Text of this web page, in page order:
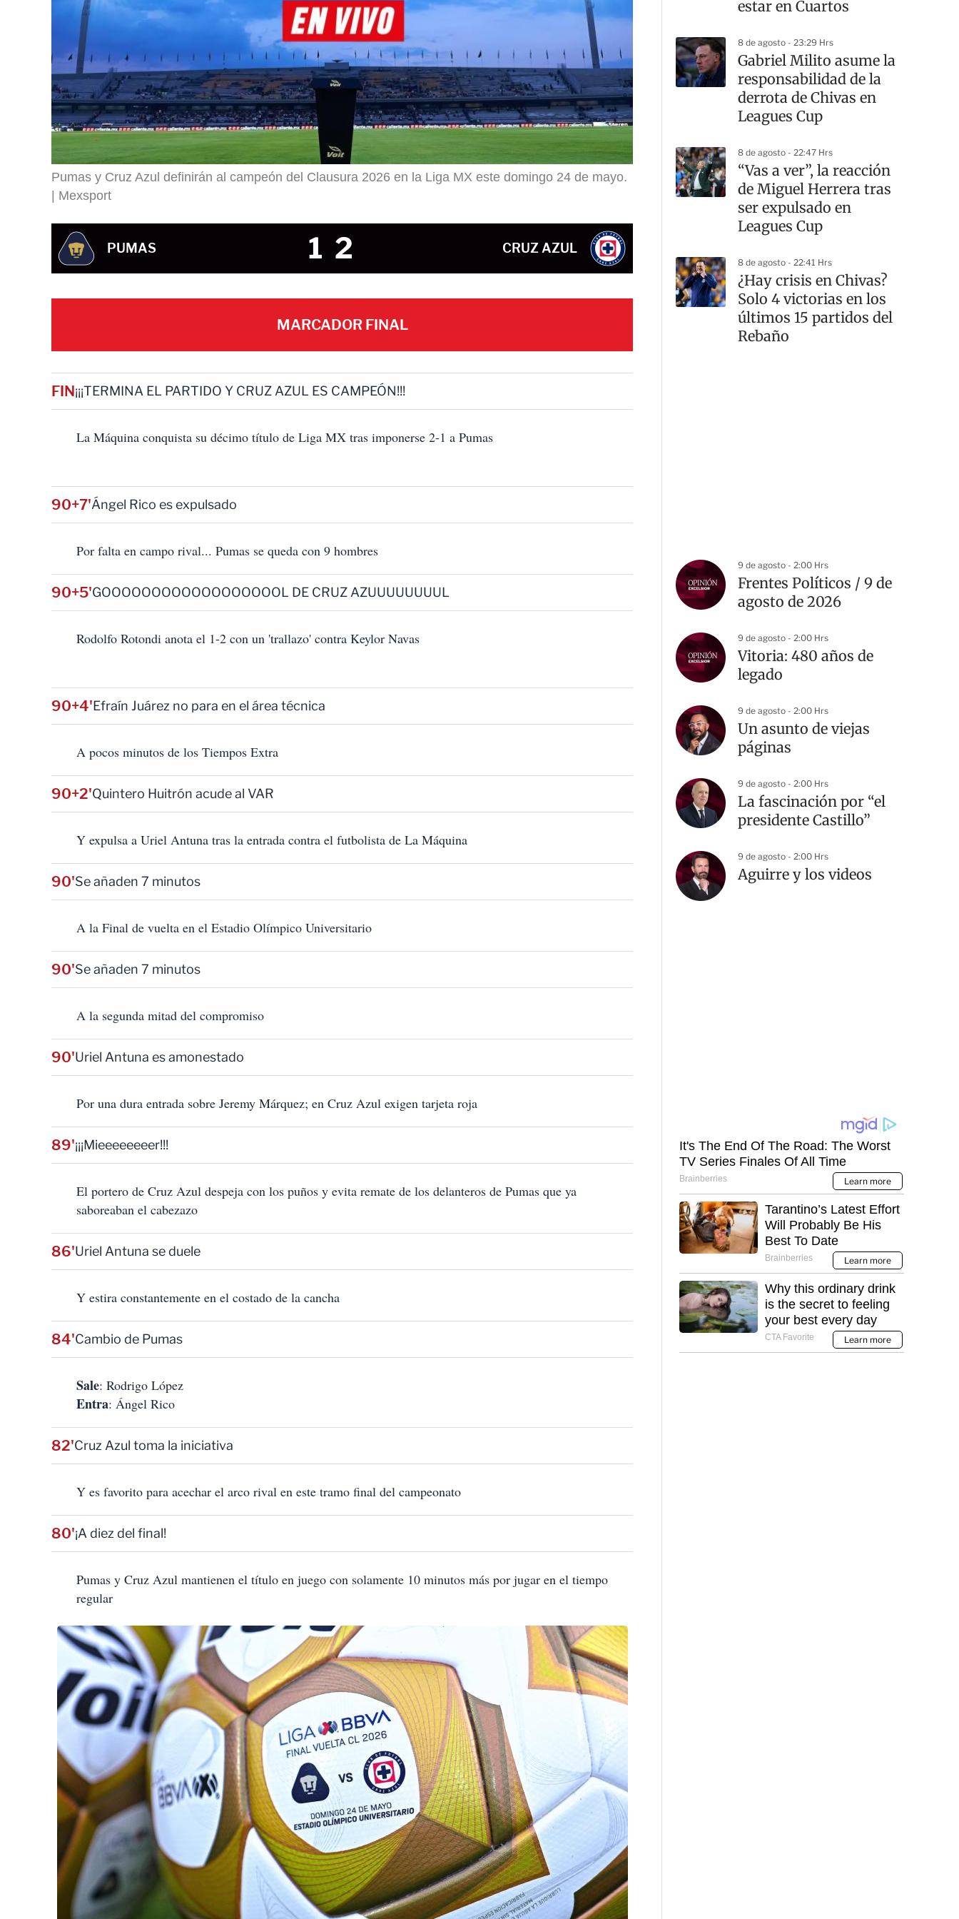
Pumas y Cruz Azul definirán al campeón del Clausura 2026 en la Liga MX este domingo 24 de mayo.
Mexsport
PUMAS 1 2 CRUZ AZUL
MARCADOR FINAL
FIN¡¡¡TERMINA EL PARTIDO Y CRUZ AZUL ES CAMPEÓN!!!
La Máquina conquista su décimo título de Liga MX tras imponerse 2-1 a Pumas
90+7'Ángel Rico es expulsado
Por falta en campo rival... Pumas se queda con 9 hombres
90+5'GOOOOOOOOOOOOOOOOOOL DE CRUZ AZUUUUUUUUL
Rodolfo Rotondi anota el 1-2 con un 'trallazo' contra Keylor Navas
90+4'Efraín Juárez no para en el área técnica
A pocos minutos de los Tiempos Extra
90+2'Quintero Huitrón acude al VAR
Y expulsa a Uriel Antuna tras la entrada contra el futbolista de La Máquina
90'Se añaden 7 minutos
A la Final de vuelta en el Estadio Olímpico Universitario
90'Se añaden 7 minutos
A la segunda mitad del compromiso
90'Uriel Antuna es amonestado
Por una dura entrada sobre Jeremy Márquez; en Cruz Azul exigen tarjeta roja
89'¡¡¡Mieeeeeeeer!!!
El portero de Cruz Azul despeja con los puños y evita remate de los delanteros de Pumas que ya
saboreaban el cabezazo
86'Uriel Antuna se duele
Y estira constantemente en el costado de la cancha
84'Cambio de Pumas
Sale: Rodrigo López
Entra: Ángel Rico
82'Cruz Azul toma la iniciativa
Y es favorito para acechar el arco rival en este tramo final del campeonato
80'¡A diez del final!
Pumas y Cruz Azul mantienen el título en juego con solamente 10 minutos más por jugar en el tiempo
regular
estar en Cuartos
8 de agosto - 23:29 Hrs
Gabriel Milito asume la
responsabilidad de la
derrota de Chivas en
Leagues Cup
8 de agosto - 22:47 Hrs
“Vas a ver”, la reacción
de Miguel Herrera tras
ser expulsado en
Leagues Cup
8 de agosto - 22:41 Hrs
¿Hay crisis en Chivas?
Solo 4 victorias en los
últimos 15 partidos del
Rebaño
9 de agosto - 2:00 Hrs
Frentes Políticos / 9 de
agosto de 2026
9 de agosto - 2:00 Hrs
Vitoria: 480 años de
legado
9 de agosto - 2:00 Hrs
Un asunto de viejas
páginas
9 de agosto - 2:00 Hrs
La fascinación por “el
presidente Castillo”
9 de agosto - 2:00 Hrs
Aguirre y los videos